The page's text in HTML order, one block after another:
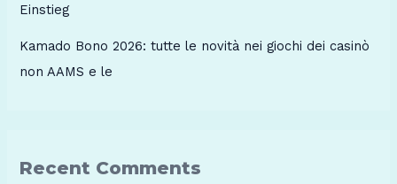
Einstieg
Kamado Bono 2026: tutte le novità nei giochi dei casinò
non AAMS e le
Recent Comments